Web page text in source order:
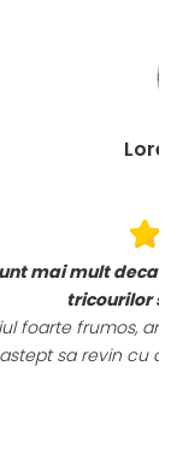
materialele
impresionata, abia
incerc si alte